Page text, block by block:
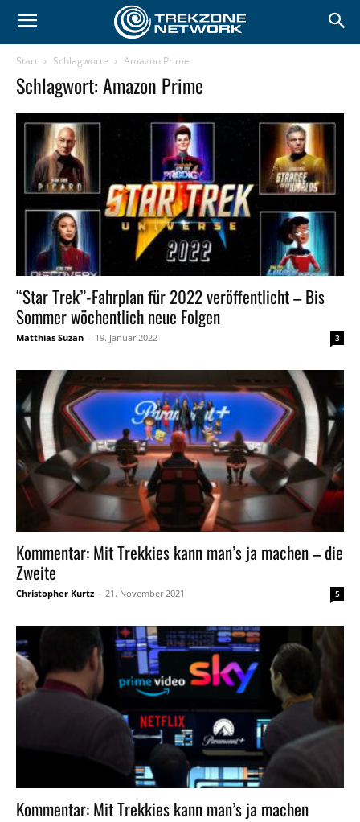
Start Schlagworte Amazon Prime
Schlagwort: Amazon Prime
“Star Trek”-Fahrplan für 2022 veröffentlicht – Bis
Sommer wöchentlich neue Folgen
Matthias Suzan - 19. Januar 2022 3
Kommentar: Mit Trekkies kann man’s ja machen – die
Zweite
Christopher Kurtz - 21. November 2021 5
Kommentar: Mit Trekkies kann man’s ja machen